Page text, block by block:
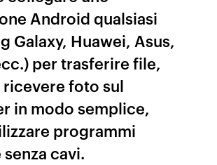
Android qualsiasi
Galaxy, Huawei, Asus,
per trasferire file,
ricevere foto sul
in modo semplice,
programmi
cavi.